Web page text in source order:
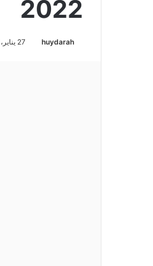
2022
huydarah 27 يناير، 2022